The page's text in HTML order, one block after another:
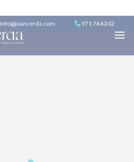
info@joancerda.com 971 764 242